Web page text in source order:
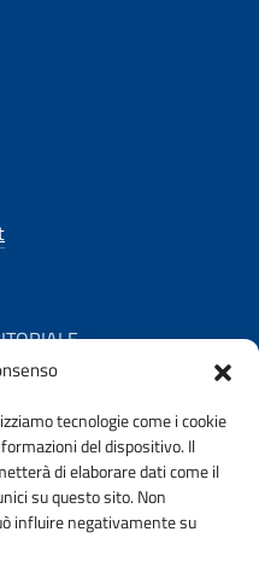
tecnologie come i cookie
del dispositivo. Il
di elaborare dati come il
su questo sito. Non
influire negativamente su
ingpec.eu